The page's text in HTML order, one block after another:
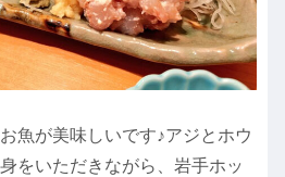
魚が美味しいです♪アジとホウ
をいただきながら、岩手ホッ